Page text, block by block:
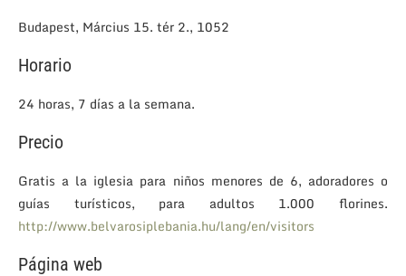
Budapest, Március 15. tér 2., 1052
Horario
24 horas, 7 días a la semana.
Precio
Gratis a la iglesia para niños menores de 6, adoradores o
guías turísticos, para adultos 1.000 florines.
http://www.belvarosiplebania.hu/lang/en/visitors
Página web